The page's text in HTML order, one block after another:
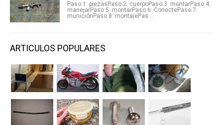
Paso 1: piezasPaso 2: cuerpoPaso 3: montarPaso 4:
manejarPaso 5: montarPaso 6: ConectePaso 7:
municiónPaso 8: montajePas ...
ARTICULOS POPULARES